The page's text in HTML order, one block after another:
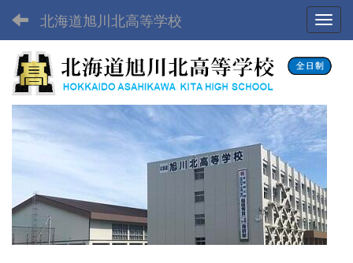
北海道旭川北高等学校